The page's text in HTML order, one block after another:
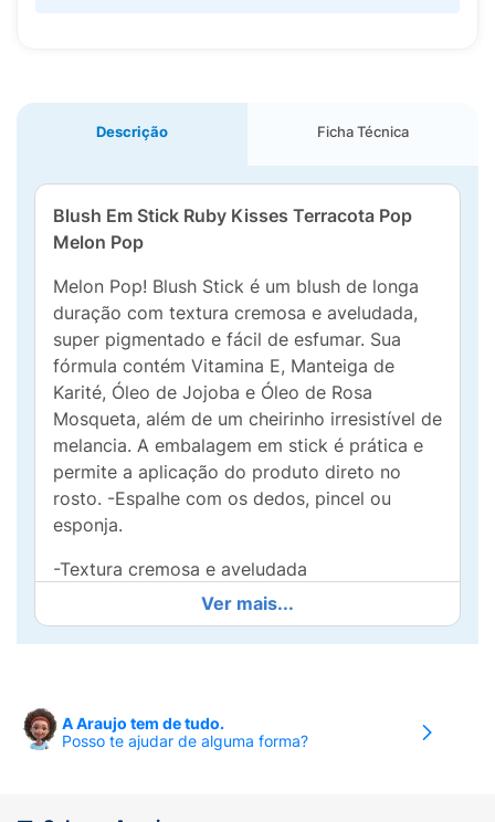
Descrição Ficha Técnica
Blush Em Stick Ruby Kisses Terracota Pop
Melon Pop
Melon Pop! Blush Stick é um blush de longa
duração com textura cremosa e aveludada,
super pigmentado e fácil de esfumar. Sua
fórmula contém Vitamina E, Manteiga de
Karité, Óleo de Jojoba e Óleo de Rosa
Mosqueta, além de um cheirinho irresistível de
melancia. A embalagem em stick é prática e
permite a aplicação do produto direto no
rosto. -Espalhe com os dedos, pincel ou
esponja.
-Textura cremosa e aveludada
-Super pigmentado e fácil de esfumar
de Jojoba e Óleo de Rosa Mosqueta
-Embalagem stick prática e fácil de aplicar
Ver mais...
A Araujo tem de tudo.
Posso te ajudar de alguma forma?